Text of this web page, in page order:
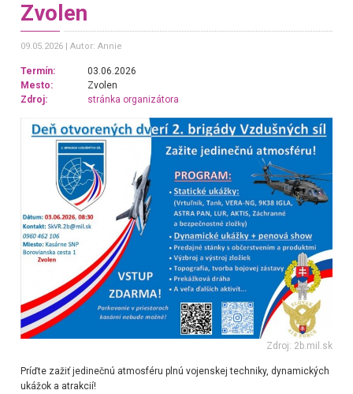
Zvolen
09.05.2026 Autor: Annie
Termín:
03.06.2026
Mesto:
Zvolen
Zdroj:
stránka organizátora
Zdroj: 2b.mil.sk
Príďte zažiť jedinečnú atmosféru plnú vojenskej techniky, dynamických
ukážok a atrakcií!